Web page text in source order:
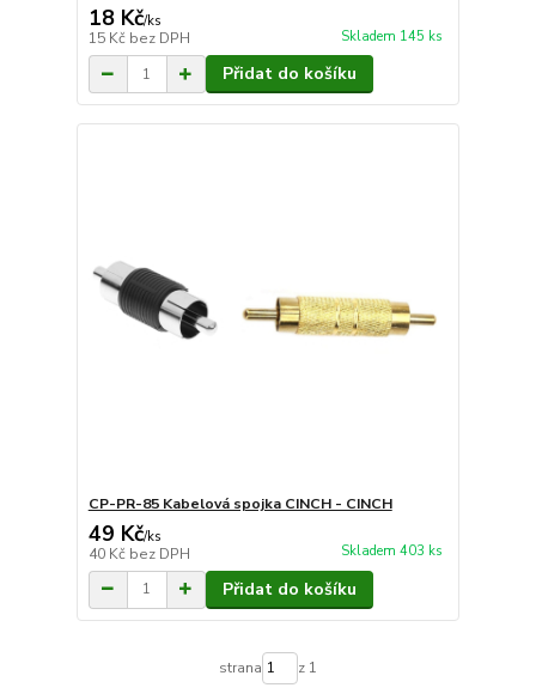
18 Kč/ks
15 Kč bez DPH Skladem 145 ks
Přidat do košíku
CP-PR-85 Kabelová spojka CINCH - CINCH
49 Kč/ks
40 Kč bez DPH Skladem 403 ks
Přidat do košíku
strana z 1